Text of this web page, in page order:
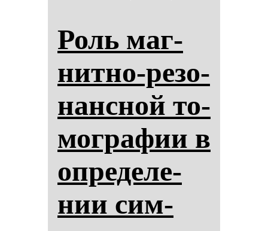
Роль маг­
нит­но-ре­зо­
нан­сной то­
мог­ра­фии в
оп­ре­де­ле­
нии сим­